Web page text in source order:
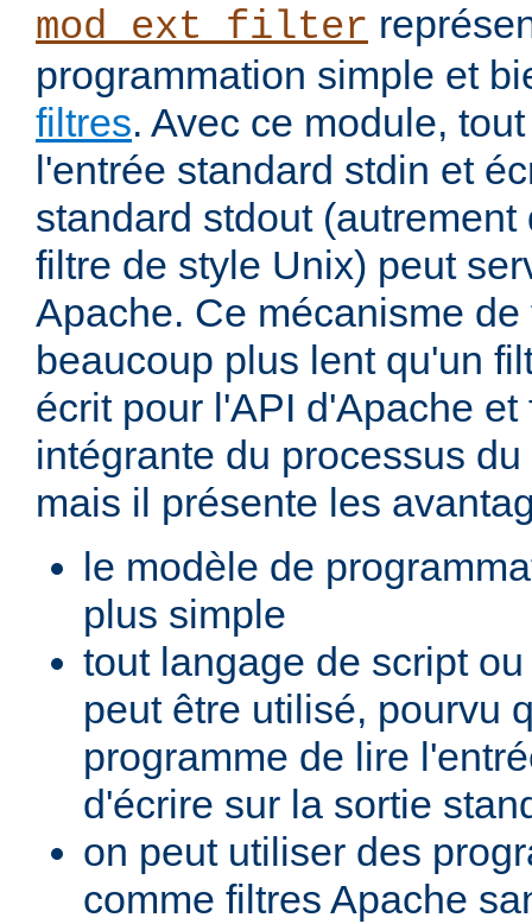
mod_ext_filter
programmation simple et
filtres. Avec ce module,
l'entrée standard stdin et
standard stdout
filtre de style Unix) peut
Apache. Ce mécanisme de
beaucoup plus lent qu'un
écrit pour l'API d'Apache et
intégrante du processus
mais il présente les
le modèle de
plus simple
tout langage de script
peut être utilisé, pourvu
programme de lire
d'écrire sur la sortie
on peut utiliser des
comme filtres Apache